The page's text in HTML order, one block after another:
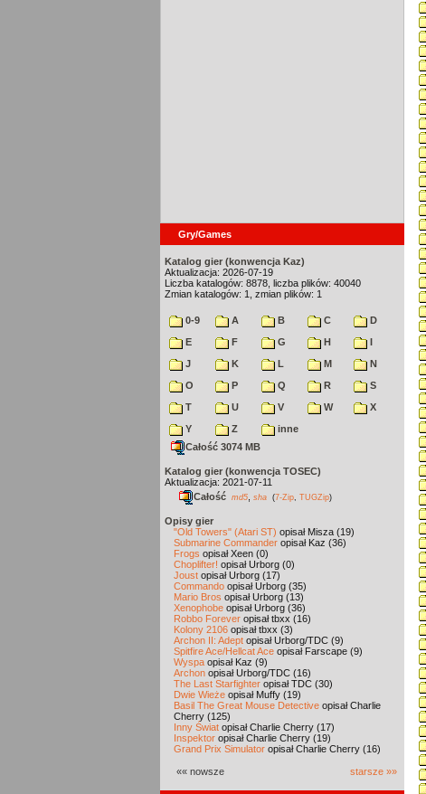
Gry/Games
Katalog gier (konwencja Kaz)
Aktualizacja: 2026-07-19
Liczba katalogów: 8878, liczba plików: 40040
Zmian katalogów: 1, zmian plików: 1
0-9 A B C
D
E
F G H
I
J
K L M
N
O
P Q R
S
T
U V W
X
Y
Z
inne
Całość 3074 MB
Katalog gier (konwencja TOSEC)
Aktualizacja: 2021-07-11
Całość md5 sha (7-Zip TUGZip)
Opisy gier
"Old Towers" (Atari ST) opisał Misza (19)
Submarine Commander opisał Kaz (36)
Frogs opisał Xeen (0)
Choplifter! opisał Urborg (0)
Joust opisał Urborg (17)
Commando opisał Urborg (35)
Mario Bros opisał Urborg (13)
Xenophobe opisał Urborg (36)
Robbo Forever opisał tbxx (16)
Kolony 2106 opisał tbxx (3)
Archon II: Adept opisał Urborg/TDC (9)
Spitfire Ace/Hellcat Ace opisał Farscape (9)
Wyspa opisał Kaz (9)
Archon opisał Urborg/TDC (16)
The Last Starfighter opisał TDC (30)
Dwie Wieże opisał Muffy (19)
Basil The Great Mouse Detective opisał Charlie
Cherry (125)
Inny Świat opisał Charlie Cherry (17)
Inspektor opisał Charlie Cherry (19)
Grand Prix Simulator opisał Charlie Cherry (16)
«« nowsze starsze »»